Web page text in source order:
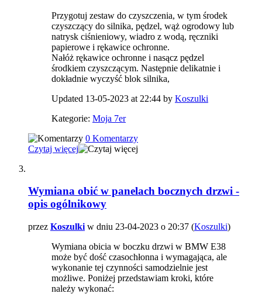
Przygotuj zestaw do czyszczenia, w tym środek
czyszczący do silnika, pędzel, wąż ogrodowy lub
natrysk ciśnieniowy, wiadro z wodą, ręczniki
papierowe i rękawice ochronne.
Nałóż rękawice ochronne i nasącz pędzel
środkiem czyszczącym. Następnie delikatnie i
dokładnie wyczyść blok silnika,
Updated 13-05-2023 at 22:44 by Koszulki
Kategorie: Moja 7er
0 Komentarzy
Czytaj więcej
Wymiana obić w panelach bocznych drzwi -
opis ogólnikowy
przez Koszulki w dniu 23-04-2023 o 20:37 (Koszulki)
Wymiana obicia w boczku drzwi w BMW E38
może być dość czasochłonna i wymagająca, ale
wykonanie tej czynności samodzielnie jest
możliwe. Poniżej przedstawiam kroki, które
należy wykonać: